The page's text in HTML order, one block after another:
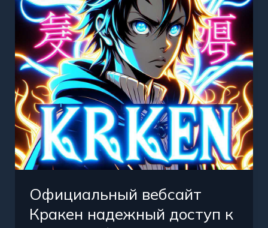
Официальный вебсайт
Кракен надежный доступ к
к
вашим
цифровым
средствам